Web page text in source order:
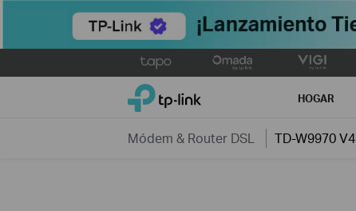
to
TP-Link, Reliably Smart HOGAR
Módem & Router DSL TD-W9970 V4